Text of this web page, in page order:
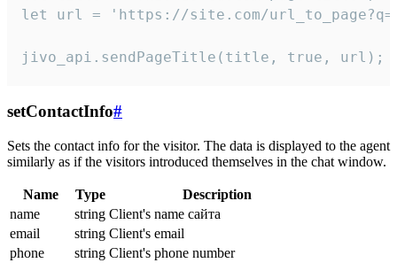
let url = 'https://site.com/
jivo_api.sendPageTitle(title, true, url);
setContactInfo#
Sets the contact info for the visitor. The data is displayed to the agent
similarly as if the visitors introduced themselves in the chat window.
Name Type
Description
name
string Client's name сайта
email
string Client's email
phone
string Client's phone number